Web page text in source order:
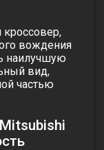
вождения
наилучшую
вид,
частью